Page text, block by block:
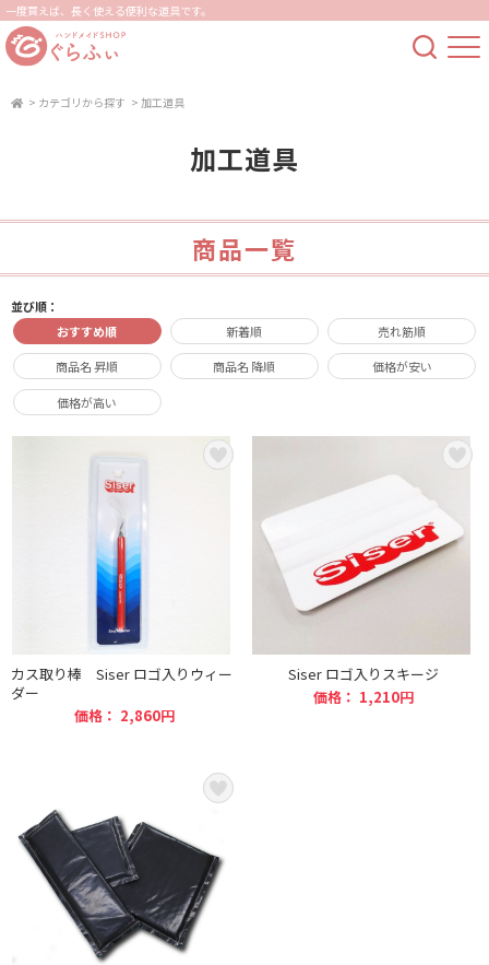
一度買えば、長く使える便利な道具です。
> カテゴリから探す > 加工道具
加工道具
商品一覧
並び順：
おすすめ順
新着順 売れ筋順
商品名 昇順 商品名 降順 価格が安い
価格が高い
カス取り棒 Siser ロゴ入りウィー
ダー
価格： 2,860円
Siser ロゴ入りスキージ
価格： 1,210円